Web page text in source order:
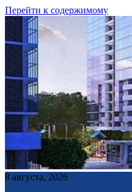
Перейти к содержимому
8 августа, 2026